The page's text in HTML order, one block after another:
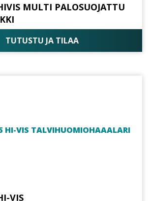
MULTI PALOSUOJATTU
TUTUSTU JA TILAA
VIS